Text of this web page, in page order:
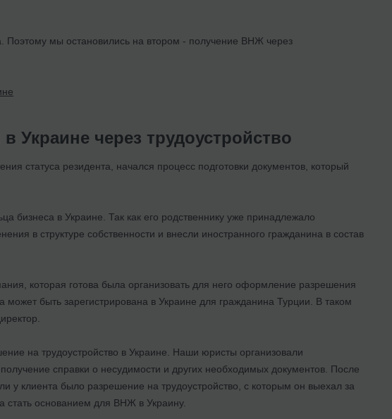
мы остановились на втором - получение ВНЖ через
Украине через трудоустройство
статуса резидента, начался процесс подготовки документов, который
бизнеса в Украине. Так как его родственнику уже принадлежало
в структуре собственности и внесли иностранного гражданина в состав
которая готова была организовать для него оформление разрешения
может быть зарегистрирована в Украине для гражданина Турции. В таком
на трудоустройство в Украине. Наши юристы организовали
справки о несудимости и других необходимых документов. После
у клиента было разрешение на трудоустройство, с которым он выехал за
стать основанием для ВНЖ в Украину.